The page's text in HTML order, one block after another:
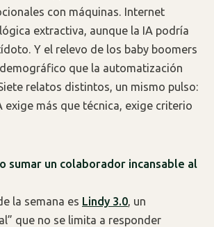
con máquinas. Internet
extractiva, aunque la IA podría
Y el relevo de los baby boomers
que la automatización
relatos distintos, un mismo pulso:
exige más que técnica, exige criterio
sumar un colaborador incansable al
la semana es Lindy 3.0 , un
que no se limita a responder